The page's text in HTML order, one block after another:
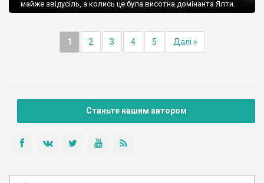
майже звідусіль, а колись це була висотна домінанта Ялти.
1 2 3 4 5 Далі »
Станьте нашим автором